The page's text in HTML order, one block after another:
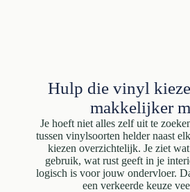
Hulp die vinyl
makkelijker
Je hoeft niet alles zelf uit te
tussen vinylsoorten helder naast
kiezen overzichtelijk. Je ziet
gebruik, wat rust geeft in je
logisch is voor jouw ondervloer.
een verkeerde keuze